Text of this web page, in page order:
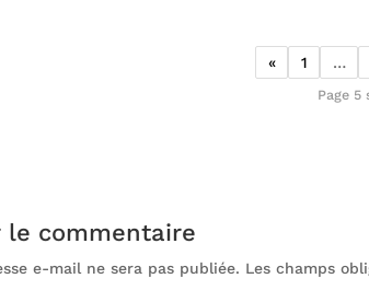
« 1 …
Page 5
le commentaire
e-mail ne sera pas publiée. Les champs